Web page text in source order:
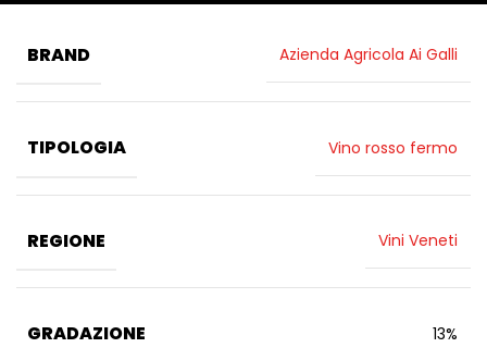
BRAND Azienda Agricola Ai Galli
TIPOLOGIA Vino rosso fermo
REGIONE Vini Veneti
GRADAZIONE 13%